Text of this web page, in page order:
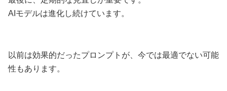
AIモデルは進化し続けています。
以前は効果的だったプロンプトが、今では最適でない可能
性もあります。